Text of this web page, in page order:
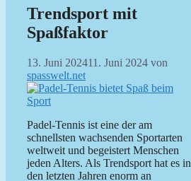
Trendsport mit
Spaßfaktor
13. Juni 202411. Juni 2024 von
spasswelt.net
Padel-Tennis ist eine der am
schnellsten wachsenden Sportarten
weltweit und begeistert Menschen
jeden Alters. Als Trendsport hat es in
den letzten Jahren enorm an